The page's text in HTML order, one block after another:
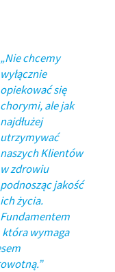
„Nie chcemy
wyłącznie
opiekować się
chorymi, ale jak
najdłużej
utrzymywać
naszych Klientów
w zdrowiu
podnosząc jakość
ich życia.
Fundamentem
wymaga
”